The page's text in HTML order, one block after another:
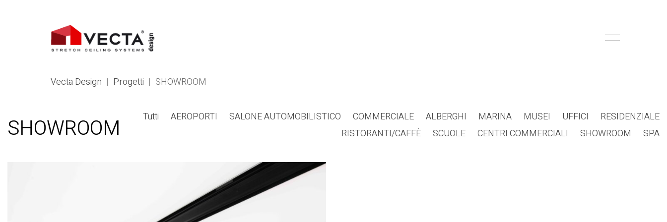
Vecta Design | Progetti | SHOWROOM
SHOWROOM Tutti AEROPORTI SALONE AUTOMOBILISTICO COMMERCIALE ALBERGHI MARINA MUSEI UFFICI
RESIDENZIALE
RISTORANTI/CAFFÈ
SCUOLE CENTRI COMMERCIALI SHOWROOM SPA